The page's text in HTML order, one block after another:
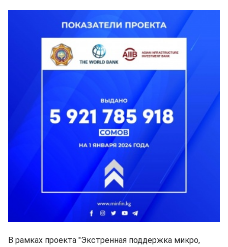
В рамках проекта "Экстренная поддержка микро,